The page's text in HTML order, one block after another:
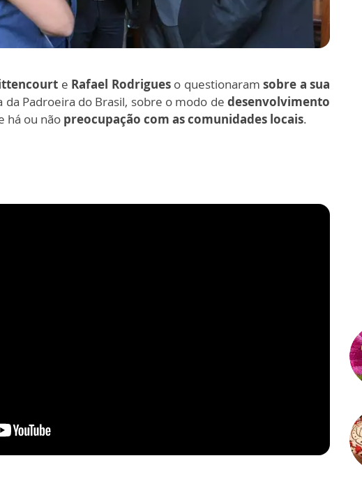
e Rafael Rodrigueso questionaramsobre a sua
da Padroeira do Brasil, sobre o modo dedesenvolvimento
há ou não preocupação com as comunidades locais.